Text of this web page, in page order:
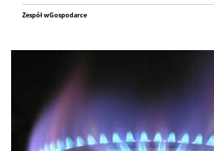
Zespół wGospodarce